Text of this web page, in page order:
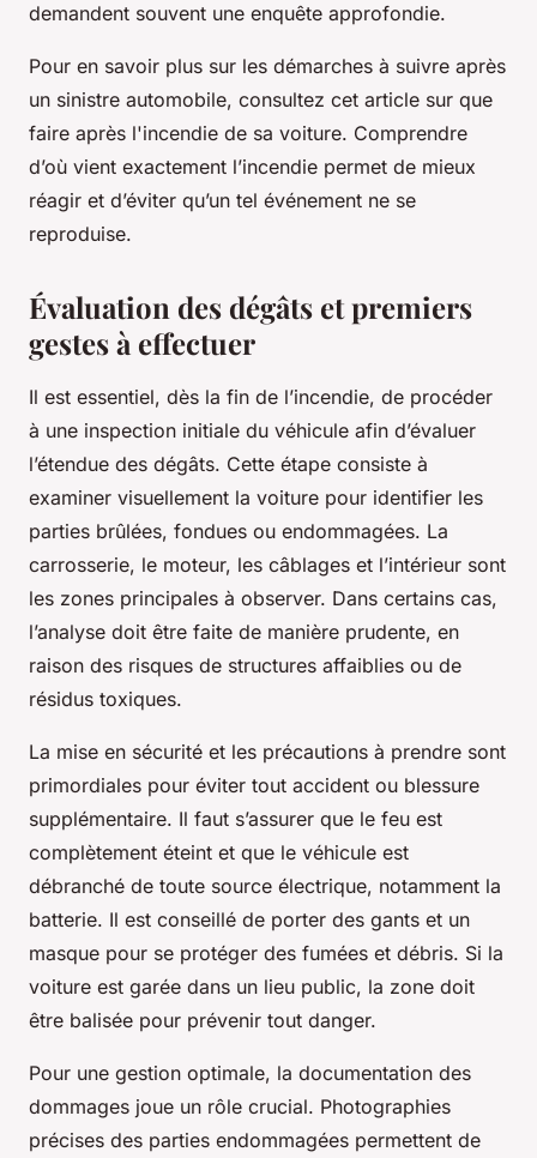
demandent souvent une enquête approfondie.
Pour en savoir plus sur les démarches à suivre après
un sinistre automobile, consultez cet article sur que
faire après l'incendie de sa voiture. Comprendre
d’où vient exactement l’incendie permet de mieux
réagir et d’éviter qu’un tel événement ne se
reproduise.
Évaluation des dégâts et premiers
gestes à effectuer
Il est essentiel, dès la fin de l’incendie, de procéder
à une inspection initiale du véhicule afin d’évaluer
l’étendue des dégâts. Cette étape consiste à
examiner visuellement la voiture pour identifier les
parties brûlées, fondues ou endommagées. La
carrosserie, le moteur, les câblages et l’intérieur sont
les zones principales à observer. Dans certains cas,
l’analyse doit être faite de manière prudente, en
raison des risques de structures affaiblies ou de
résidus toxiques.
La mise en sécurité et les précautions à prendre sont
primordiales pour éviter tout accident ou blessure
supplémentaire. Il faut s’assurer que le feu est
complètement éteint et que le véhicule est
débranché de toute source électrique, notamment la
batterie. Il est conseillé de porter des gants et un
masque pour se protéger des fumées et débris. Si la
voiture est garée dans un lieu public, la zone doit
être balisée pour prévenir tout danger.
Pour une gestion optimale, la documentation des
dommages joue un rôle crucial. Photographies
précises des parties endommagées permettent de